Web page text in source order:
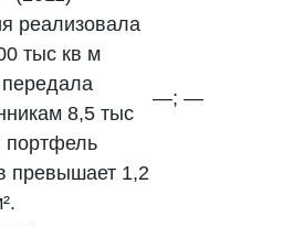
реализовала
тыс кв м
8,5 тыс
портфель
превышает 1,2
—; —